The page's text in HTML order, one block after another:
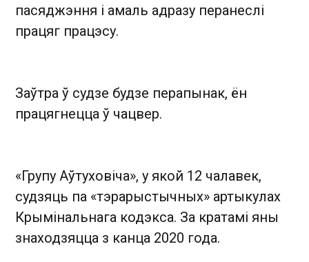
пасяджэння і амаль адразу перанеслі
працяг працэсу.
Заўтра ў судзе будзе перапынак, ён
працягнецца ў чацвер.
«Групу Аўтуховіча», у якой 12 чалавек,
судзяць па «тэрарыстычных» артыкулах
Крымінальнага кодэкса. За кратамі яны
знаходзяцца з канца 2020 года.